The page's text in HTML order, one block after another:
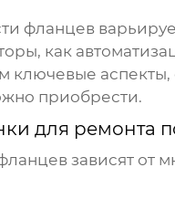
фланцев
как
ключевые
приобрести.
для ремонта
зависят от